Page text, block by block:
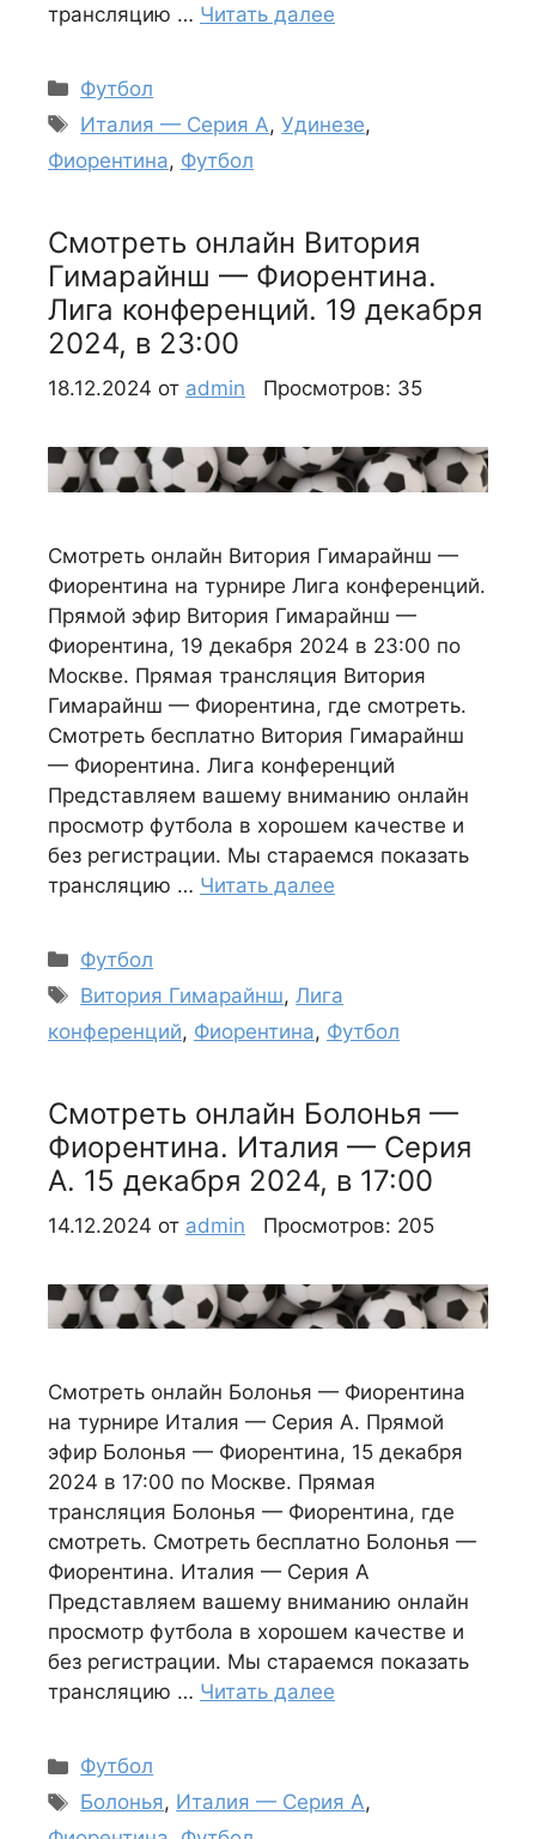
трансляцию … Читать далее
Рубрики
Футбол
Метки
Италия — Серия А,Удинезе,
Фиорентина, Футбол
Смотреть онлайн Витория
Гимарайнш — Фиорентина.
Лига конференций. 19 декабря
2024, в 23:00
18.12.2024 от admin Просмотров: 35
Смотреть онлайн Витория Гимарайнш —
Фиорентина на турнире Лига конференций.
Прямой эфир Витория Гимарайнш —
Фиорентина, 19 декабря 2024 в 23:00 по
Москве. Прямая трансляция Витория
Гимарайнш — Фиорентина, где смотреть.
Смотреть бесплатно Витория Гимарайнш
— Фиорентина. Лига конференций
Представляем вашему вниманию онлайн
просмотр футбола в хорошем качестве и
без регистрации. Мы стараемся показать
трансляцию … Читать далее
Рубрики
Футбол
Метки
Витория Гимарайнш,Лига
конференций, Фиорентина, Футбол
Смотреть онлайн Болонья —
Фиорентина. Италия — Серия
А. 15 декабря 2024, в 17:00
14.12.2024 от admin Просмотров: 205
Смотреть онлайн Болонья — Фиорентина
на турнире Италия — Серия А. Прямой
эфир Болонья — Фиорентина, 15 декабря
2024 в 17:00 по Москве. Прямая
трансляция Болонья — Фиорентина, где
смотреть. Смотреть бесплатно Болонья —
Фиорентина. Италия — Серия А
Представляем вашему вниманию онлайн
просмотр футбола в хорошем качестве и
без регистрации. Мы стараемся показать
трансляцию … Читать далее
Рубрики
Футбол
Метки
Болонья, Италия — Серия А,